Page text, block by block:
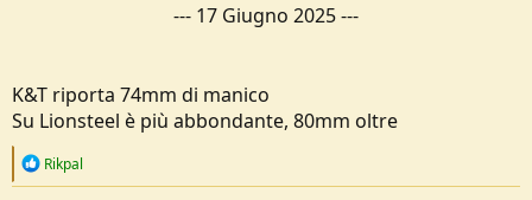
--- 17 Giugno 2025---
K&T riporta 74mm di manico
Su Lionsteel è più abbondante, 80mm oltre
R
Rikpal